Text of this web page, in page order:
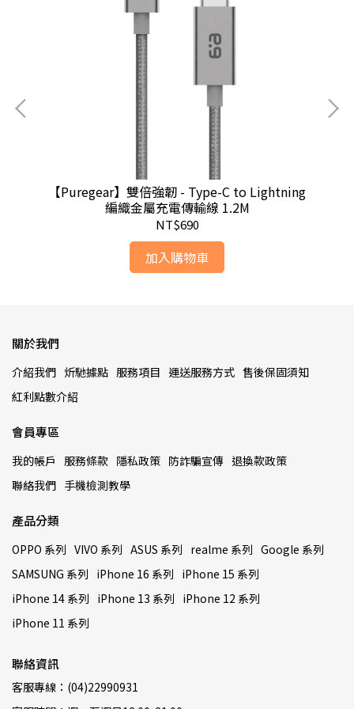
【Puregear】雙倍強韌 - Type-C to Lightning
編織金屬充電傳輸線 1.2M
NT$690
加入購物車
關於我們
介紹我們 炘馳據點 服務項目 運送服務方式 售後保固須知
紅利點數介紹
會員專區
我的帳戶 服務條款 隱私政策 防詐騙宣傳 退換款政策
聯絡我們 手機檢測教學
產品分類
OPPO 系列 VIVO 系列 ASUS 系列 realme 系列 Google 系列
SAMSUNG 系列 iPhone 16 系列 iPhone 15 系列
iPhone 14 系列 iPhone 13 系列 iPhone 12 系列
iPhone 11 系列
聯絡資訊
客服專線：(04)22990931